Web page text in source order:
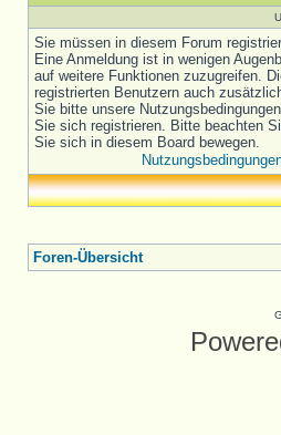
Sie müssen in diesem Forum
Eine Anmeldung ist in wenigen
auf weitere Funktionen zuzugreifen.
registrierten Benutzern auch
Sie bitte unsere
Sie sich registrieren. Bitte beachten
Sie sich in diesem Board bewegen.
Foren-Übersicht